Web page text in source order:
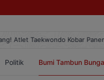
Atlet Taekwondo Kobar Panen
Politik Bumi Tambun